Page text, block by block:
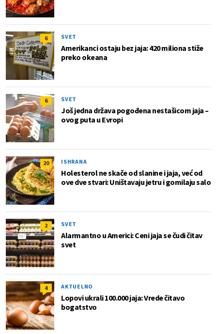
6 SVET
Amerikanci ostaju bez jaja: 420 miliona stiže
preko okeana
6 SVET
Još jedna država pogođena nestašicom jaja –
ovog puta u Evropi
20 ISHRANA
Holesterol ne skače od slanine i jaja, već od
ove dve stvari: Uništavaju jetru i gomilaju salo
2 SVET
Alarmantno u Americi: Ceni jaja se čudi čitav
svet
4 AKTUELNO
Lopovi ukrali 100.000 jaja: Vrede čitavo
bogatstvo